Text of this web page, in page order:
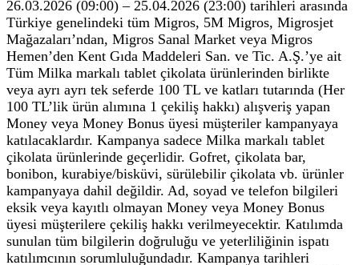
26.03.2026 (09:00) – 25.04.2026 (23:00) tarihleri arasında
Türkiye genelindeki tüm Migros, 5M Migros, Migrosjet
Mağazaları’ndan, Migros Sanal Market veya Migros
Hemen’den Kent Gıda Maddeleri San. ve Tic. A.Ş.’ye ait
Tüm Milka markalı tablet çikolata ürünlerinden birlikte
veya ayrı ayrı tek seferde 100 TL ve katları tutarında (Her
100 TL’lik ürün alımına 1 çekiliş hakkı) alışveriş yapan
Money veya Money Bonus üyesi müşteriler kampanyaya
katılacaklardır. Kampanya sadece Milka markalı tablet
çikolata ürünlerinde geçerlidir. Gofret, çikolata bar,
bonibon, kurabiye/bisküvi, sürülebilir çikolata vb. ürünler
kampanyaya dahil değildir. Ad, soyad ve telefon bilgileri
eksik veya kayıtlı olmayan Money veya Money Bonus
üyesi müşterilere çekiliş hakkı verilmeyecektir. Katılımda
sunulan tüm bilgilerin doğruluğu ve yeterliliğinin ispatı
katılımcının sorumluluğundadır. Kampanya tarihleri